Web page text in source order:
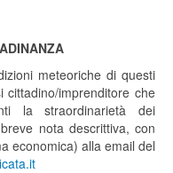
meteoriche di questi
imprenditore che
la straordinarietà dei
nota descrittiva, con
economica) alla email del